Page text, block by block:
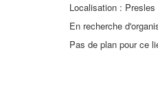
Localisation :
En recherche
Pas de plan pour ce